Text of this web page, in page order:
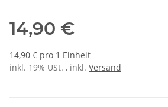
14,90 €
14,90 € pro 1 Einheit
inkl. 19% USt. , inkl. Versand